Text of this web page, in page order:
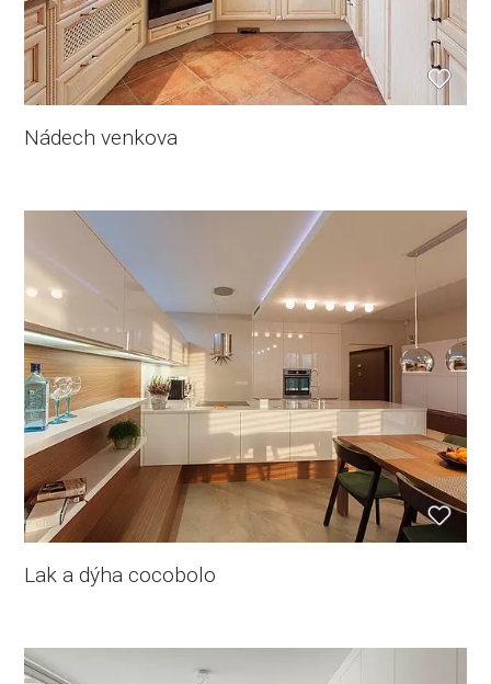
Nádech venkova
Lak a dýha cocobolo